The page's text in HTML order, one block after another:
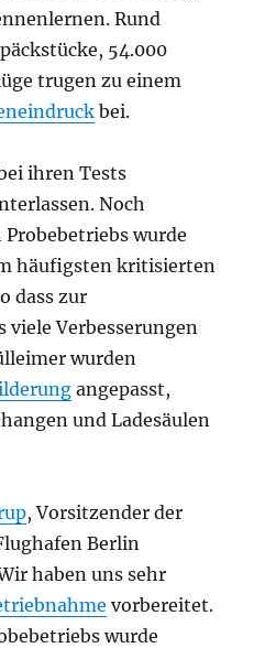
Rund
54.000
trugen zu einem
bei.
ihren Tests
Noch
wurde
häufigsten kritisierten
dass zur
Verbesserungen
wurden
angepasst,
und Ladesäulen
, Vorsitzender der
Berlin
haben uns sehr
vorbereitet.
wurde